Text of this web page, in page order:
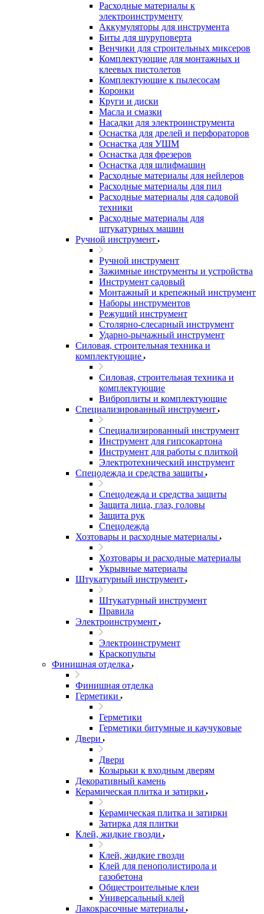
Расходные материалы к
электроинструменту
Аккумуляторы для инструмента
Биты для шуруповерта
Венчики для строительных миксеров
Комплектующие для монтажных и
клеевых пистолетов
Комплектующие к пылесосам
Коронки
Круги и диски
Масла и смазки
Насадки для электроинструмента
Оснастка для дрелей и перфораторов
Оснастка для УШМ
Оснастка для фрезеров
Оснастка для шлифмашин
Расходные материалы для нейлеров
Расходные материалы для пил
Расходные материалы для садовой
техники
Расходные материалы для
штукатурных машин
Ручной инструмент
Ручной инструмент
Зажимные инструменты и устройства
Инструмент садовый
Монтажный и крепежный инструмент
Наборы инструментов
Режущий инструмент
Столярно-слесарный инструмент
Ударно-рычажный инструмент
Силовая, строительная техника и
комплектующие
Силовая, строительная техника и
комплектующие
Виброплиты и комплектующие
Специализированный инструмент
Специализированный инструмент
Инструмент для гипсокартона
Инструмент для работы с плиткой
Электротехнический инструмент
Спецодежда и средства защиты
Спецодежда и средства защиты
Защита лица, глаз, головы
Защита рук
Спецодежда
Хозтовары и расходные материалы
Хозтовары и расходные материалы
Укрывные материалы
Штукатурный инструмент
Штукатурный инструмент
Правила
Электроинструмент
Электроинструмент
Краскопульты
Финишная отделка
Финишная отделка
Герметики
Герметики
Герметики битумные и каучуковые
Двери
Двери
Козырьки к входным дверям
Декоративный камень
Керамическая плитка и затирки
Керамическая плитка и затирки
Затирка для плитки
Клей, жидкие гвозди
Клей, жидкие гвозди
Клей для пенополистирола и
газобетона
Общестроительные клеи
Универсальный клей
Лакокрасочные материалы